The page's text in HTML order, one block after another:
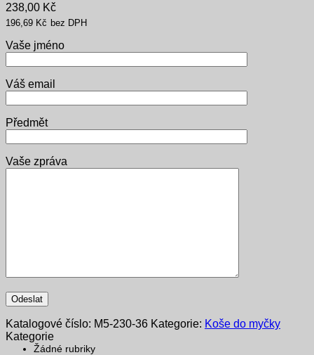
238,00 Kč
196,69 Kč bez DPH
Vaše jméno
Váš email
Předmět
Vaše zpráva
Katalogové číslo: M5-230-36 Kategorie: Koše do myčky
Kategorie
Žádné rubriky